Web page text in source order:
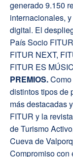
generado 9.150
internacionales,
digital. El
País Socio
FITUR NEXT,
FITUR ES
PREMIOS.
distintos tipos de
más destacadas
FITUR y la
de Turismo
Cueva de
Compromiso con